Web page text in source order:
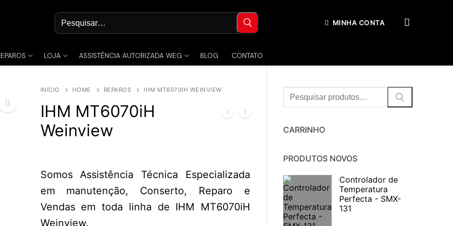
Pesquisar
por:
MINHA CONTA
LOJA ASSISTÊNCIA AUTORIZADA WEG BLOG CONTATO
INÍCIO HOME REPAROS IHM MT6070IH WEINVIEW
IHM MT6070iH
Weinview
Somos Assistência Técnica Especializada
em manutenção, Conserto, Reparo e
Vendas em toda linha de IHM MT6070iH
Weinview.
Procurar:
CARRINHO
PRODUTOS NOVOS
Controlador de
Temperatura
Perfecta - SMX-
131